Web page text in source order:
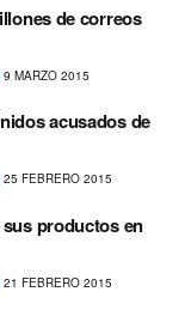
de correos
9 MARZO 2015
acusados de
25 FEBRERO 2015
productos en
21 FEBRERO 2015